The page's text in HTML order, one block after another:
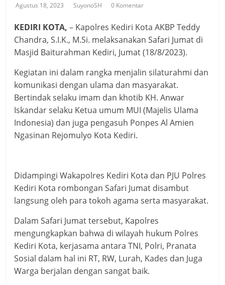
Agustus 18, 2023 SuyonoSH 0 Komentar
KEDIRI KOTA,– Kapolres Kediri Kota AKBP Teddy
Chandra, S.I.K., M.Si. melaksanakan Safari Jumat di
Masjid Baiturahman Kediri, Jumat (18/8/2023).
Kegiatan ini dalam rangka menjalin silaturahmi dan
komunikasi dengan ulama dan masyarakat.
Bertindak selaku imam dan khotib KH. Anwar
Iskandar selaku Ketua umum MUI (Majelis Ulama
Indonesia) dan juga pengasuh Ponpes Al Amien
Ngasinan Rejomulyo Kota Kediri.
Didampingi Wakapolres Kediri Kota dan PJU Polres
Kediri Kota rombongan Safari Jumat disambut
langsung oleh para tokoh agama serta masyarakat.
Dalam Safari Jumat tersebut, Kapolres
mengungkapkan bahwa di wilayah hukum Polres
Kediri Kota, kerjasama antara TNI, Polri, Pranata
Sosial dalam hal ini RT, RW, Lurah, Kades dan Juga
Warga berjalan dengan sangat baik.